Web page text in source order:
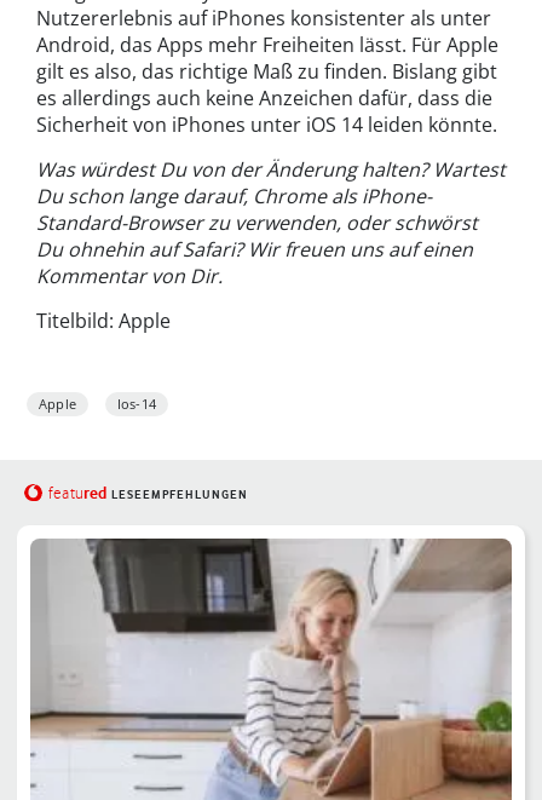
Nutzererlebnis auf iPhones konsistenter als unter
Android, das Apps mehr Freiheiten lässt. Für Apple
gilt es also, das richtige Maß zu finden. Bislang gibt
es allerdings auch keine Anzeichen dafür, dass die
Sicherheit von iPhones unter iOS 14 leiden könnte.
Was würdest Du von der Änderung halten? Wartest
Du schon lange darauf, Chrome als iPhone-
Standard-Browser zu verwenden, oder schwörst
Du ohnehin auf Safari? Wir freuen uns auf einen
Kommentar von Dir.
Titelbild: Apple
Apple Ios-14
featured LESEEMPFEHLUNGEN